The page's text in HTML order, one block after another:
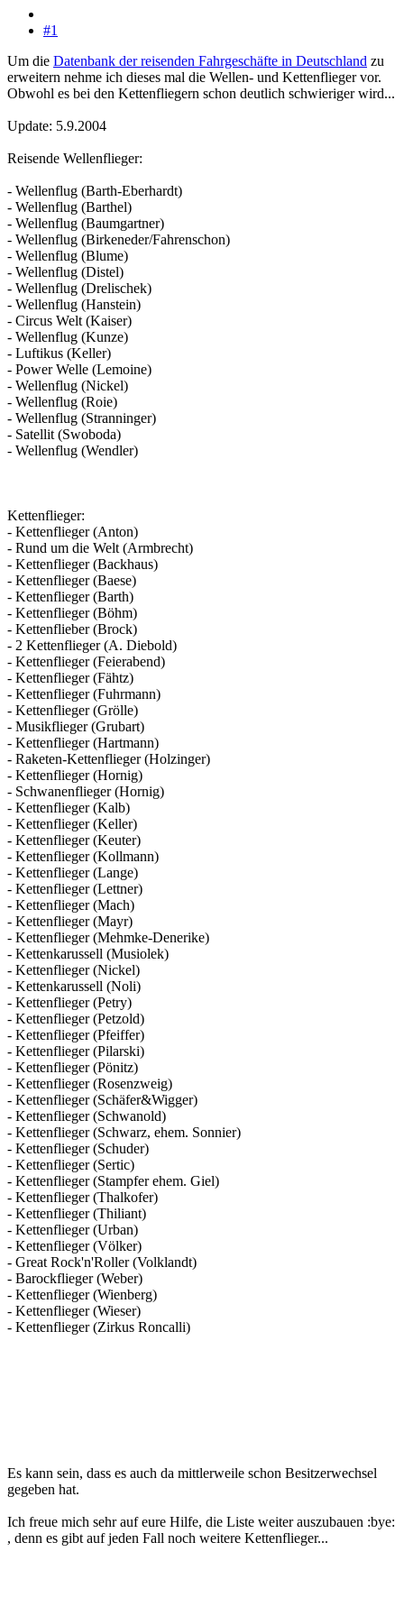
#1
Um die Datenbank der reisenden Fahrgeschäfte in Deutschland zu
erweitern nehme ich dieses mal die Wellen- und Kettenflieger vor.
Obwohl es bei den Kettenfliegern schon deutlich schwieriger wird...
Update: 5.9.2004
Reisende Wellenflieger:
- Wellenflug (Barth-Eberhardt)
- Wellenflug (Barthel)
- Wellenflug (Baumgartner)
- Wellenflug (Birkeneder/Fahrenschon)
- Wellenflug (Blume)
- Wellenflug (Distel)
- Wellenflug (Drelischek)
- Wellenflug (Hanstein)
- Circus Welt (Kaiser)
- Wellenflug (Kunze)
- Luftikus (Keller)
- Power Welle (Lemoine)
- Wellenflug (Nickel)
- Wellenflug (Roie)
- Wellenflug (Stranninger)
- Satellit (Swoboda)
- Wellenflug (Wendler)
Kettenflieger:
- Kettenflieger (Anton)
- Rund um die Welt (Armbrecht)
- Kettenflieger (Backhaus)
- Kettenflieger (Baese)
- Kettenflieger (Barth)
- Kettenflieger (Böhm)
- Kettenflieber (Brock)
- 2 Kettenflieger (A. Diebold)
- Kettenflieger (Feierabend)
- Kettenflieger (Fähtz)
- Kettenflieger (Fuhrmann)
- Kettenflieger (Grölle)
- Musikflieger (Grubart)
- Kettenflieger (Hartmann)
- Raketen-Kettenflieger (Holzinger)
- Kettenflieger (Hornig)
- Schwanenflieger (Hornig)
- Kettenflieger (Kalb)
- Kettenflieger (Keller)
- Kettenflieger (Keuter)
- Kettenflieger (Kollmann)
- Kettenflieger (Lange)
- Kettenflieger (Lettner)
- Kettenflieger (Mach)
- Kettenflieger (Mayr)
- Kettenflieger (Mehmke-Denerike)
- Kettenkarussell (Musiolek)
- Kettenflieger (Nickel)
- Kettenkarussell (Noli)
- Kettenflieger (Petry)
- Kettenflieger (Petzold)
- Kettenflieger (Pfeiffer)
- Kettenflieger (Pilarski)
- Kettenflieger (Pönitz)
- Kettenflieger (Rosenzweig)
- Kettenflieger (Schäfer&Wigger)
- Kettenflieger (Schwanold)
- Kettenflieger (Schwarz, ehem. Sonnier)
- Kettenflieger (Schuder)
- Kettenflieger (Sertic)
- Kettenflieger (Stampfer ehem. Giel)
- Kettenflieger (Thalkofer)
- Kettenflieger (Thiliant)
- Kettenflieger (Urban)
- Kettenflieger (Völker)
- Great Rock'n'Roller (Volklandt)
- Barockflieger (Weber)
- Kettenflieger (Wienberg)
- Kettenflieger (Wieser)
- Kettenflieger (Zirkus Roncalli)
Es kann sein, dass es auch da mittlerweile schon Besitzerwechsel
gegeben hat.
Ich freue mich sehr auf eure Hilfe, die Liste weiter auszubauen :bye:
, denn es gibt auf jeden Fall noch weitere Kettenflieger...